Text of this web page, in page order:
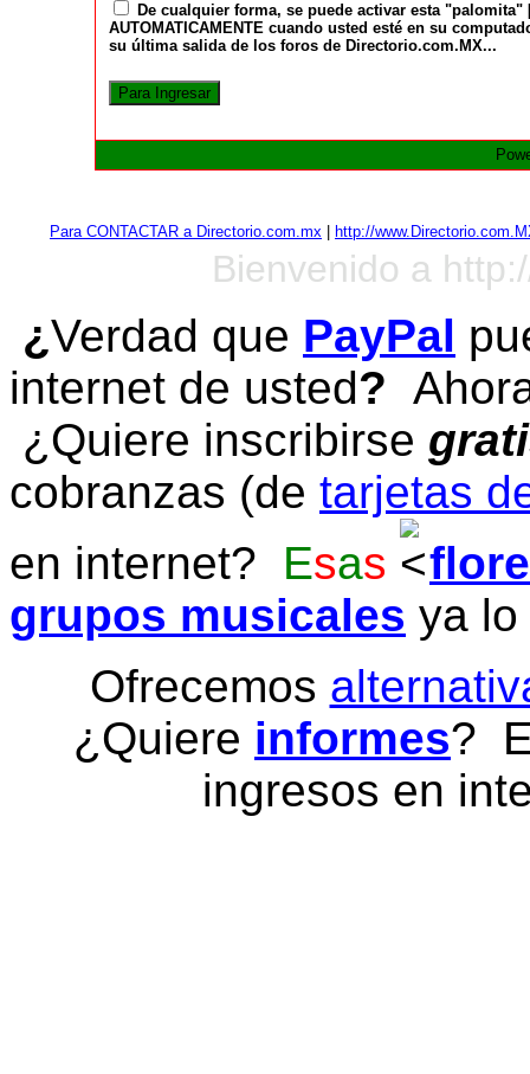
De cualquier forma, se puede activar esta
AUTOMATICAMENTE cuando usted esté en su
su última salida de los foros de Directorio.com.MX...
Para CONTACTAR a Directorio.com.mx http://
Bienvenido a
¿Verdad que PayPal
internet de usted?
¿Quiere inscribirse
cobranzas (de tarjetas
en internet? Esas
grupos musicales ya
Ofrecemos
¿Quiere informes?
ingresos en